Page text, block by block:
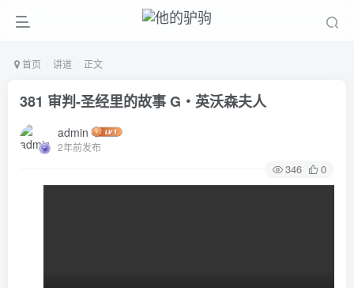
首页 讲道 正文
381 审判-圣经里的故事 G‧英沃森夫人
admin
2年前发布
346 0